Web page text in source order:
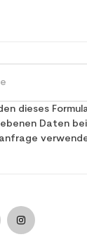
dieses
Daten